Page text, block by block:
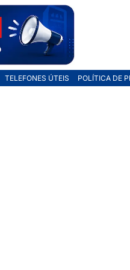
TELEFONES ÚTEIS POLÍTICA DE